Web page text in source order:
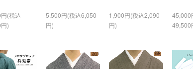
(税込
)
5,500円(税込6,050
円)
1,900円(税込2,090
円)
45,000
49,500